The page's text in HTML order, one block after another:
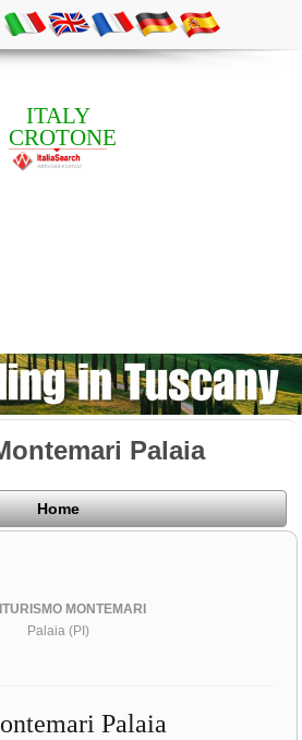
ITALY
CROTONE
Palaia
Home
MONTEMARI
Palaia (PI)
Palaia